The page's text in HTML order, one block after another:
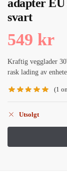
adapter EU
svart
549 kr
Kraftig vegglader
rask lading av
(1
Utsolgt